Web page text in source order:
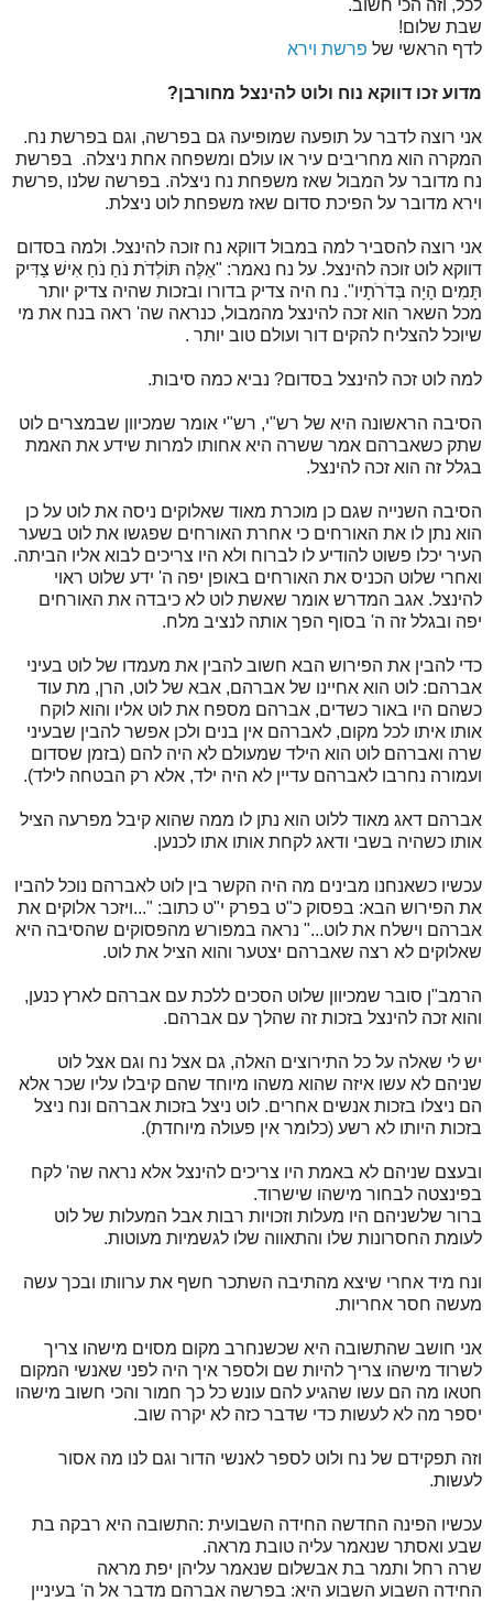
לכל, וזה הכי חשוב.
שבת שלום!
לדף הראשי של פרשת וירא
מדוע זכו דווקא נוח ולוט להינצל מחורבן?
אני רוצה לדבר על תופעה שמופיעה גם בפרשה, וגם בפרשת נח.
המקרה הוא מחריבים עיר או עולם ומשפחה אחת ניצלה. בפרשת
נח מדובר על המבול שאז משפחת נח ניצלה. בפרשה שלנו ,פרשת
וירא מדובר על הפיכת סדום שאז משפחת לוט ניצלת.
אני רוצה להסביר למה במבול דווקא נח זוכה להינצל. ולמה בסדום
דווקא לוט זוכה להינצל. על נח נאמר: "אֵלֶּה תּוֹלְדֹת נֹחַ נֹחַ אִישׁ צַדִּיק
תָּמִים הָיָה בְּדֹרֹתָיו". נח היה צדיק בדורו ובזכות שהיה צדיק יותר
מכל השאר הוא זכה להינצל מהמבול, כנראה שה' ראה בנח את מי
שיוכל להצליח להקים דור ועולם טוב יותר .
למה לוט זכה להינצל בסדום? נביא כמה סיבות.
הסיבה הראשונה היא של רש"י, רש"י אומר שמכיוון שבמצרים לוט
שתק כשאברהם אמר ששרה היא אחותו למרות שידע את האמת
בגלל זה הוא זכה להינצל.
הסיבה השנייה שגם כן מוכרת מאוד שאלוקים ניסה את לוט על כן
הוא נתן לו את האורחים כי אחרת האורחים שפגשו את לוט בשער
העיר יכלו פשוט להודיע לו לברוח ולא היו צריכים לבוא אליו הביתה.
ואחרי שלוט הכניס את האורחים באופן יפה ה' ידע שלוט ראוי
להינצל. אגב המדרש אומר שאשת לוט לא כיבדה את האורחים
יפה ובגלל זה ה' בסוף הפך אותה לנציב מלח.
כדי להבין את הפירוש הבא חשוב להבין את מעמדו של לוט בעיני
אברהם: לוט הוא אחיינו של אברהם, אבא של לוט, הרן, מת עוד
כשהם היו באור כשדים, אברהם מספח את לוט אליו והוא לוקח
אותו איתו לכל מקום, לאברהם אין בנים ולכן אפשר להבין שבעיני
שרה ואברהם לוט הוא הילד שמעולם לא היה להם (בזמן שסדום
ועמורה נחרבו לאברהם עדיין לא היה ילד, אלא רק הבטחה לילד).
אברהם דאג מאוד ללוט הוא נתן לו ממה שהוא קיבל מפרעה הציל
אותו כשהיה בשבי ודאג לקחת אותו אתו לכנען.
עכשיו כשאנחנו מבינים מה היה הקשר בין לוט לאברהם נוכל להביו
את הפירוש הבא: בפסוק כ"ט בפרק י"ט כתוב: "...ויזכר אלוקים את
אברהם וישלח את לוט..." נראה במפורש מהפסוקים שהסיבה היא
שאלוקים לא רצה שאברהם יצטער והוא הציל את לוט.
הרמב"ן סובר שמכיוון שלוט הסכים ללכת עם אברהם לארץ כנען,
והוא זכה להינצל בזכות זה שהלך עם אברהם.
יש לי שאלה על כל התירוצים האלה, גם אצל נח וגם אצל לוט
שניהם לא עשו איזה שהוא משהו מיוחד שהם קיבלו עליו שכר אלא
הם ניצלו בזכות אנשים אחרים. לוט ניצל בזכות אברהם ונח ניצל
בזכות היותו לא רשע (כלומר אין פעולה מיוחדת).
ובעצם שניהם לא באמת היו צריכים להינצל אלא נראה שה' לקח
בפינצטה לבחור מישהו שישרוד.
ברור שלשניהם היו מעלות וזכויות רבות אבל המעלות של לוט
לעומת החסרונות שלו והתאווה שלו לגשמיות מעוטות.
ונח מיד אחרי שיצא מהתיבה השתכר חשף את ערוותו ובכך עשה
מעשה חסר אחריות.
אני חושב שהתשובה היא שכשנחרב מקום מסוים מישהו צריך
לשרוד מישהו צריך להיות שם ולספר איך היה לפני שאנשי המקום
חטאו מה הם עשו שהגיע להם עונש כל כך חמור והכי חשוב מישהו
יספר מה לא לעשות כדי שדבר כזה לא יקרה שוב.
וזה תפקידם של נח ולוט לספר לאנשי הדור וגם לנו מה אסור
לעשות.
עכשיו הפינה החדשה החידה השבועית :התשובה היא רבקה בת
שבע ואסתר שנאמר עליה טובת מראה.
שרה רחל ותמר בת אבשלום שנאמר עליהן יפת מראה
החידה השבוע השבוע היא: בפרשה אברהם מדבר אל ה' בעיניין